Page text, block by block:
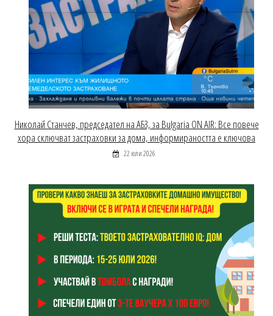
Николай Станчев, председател на АБЗ, за Bulgaria ON AIR: Все повече
хора сключват застраховки за дома, информираността е ключова
22 юли 2026